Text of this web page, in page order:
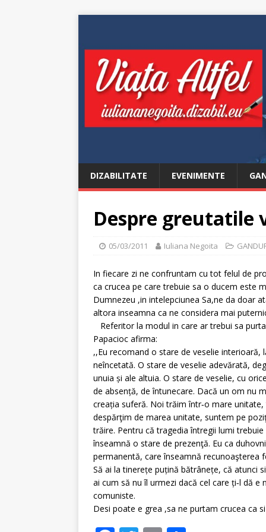
DIZABILITATE EVENIMENTE
Despre greutatile
05/03/2011 Iuliana Negoita
In fiecare zi ne confruntam cu tot felul de
ca crucea pe care trebuie sa o ducem este
Dumnezeu ,in intelepciunea Sa,ne da doar
altora inseamna ca ne considera mai
Referitor la modul in care ar trebui sa
Papacioc afirma:
,,Eu recomand o stare de veselie
neîncetată. O stare de veselie adevărată,
unuia şi ale altuia. O stare de veselie, cu
de absenţă, de întunecare. Dacă un om nu
creaţia suferă. Noi trăim într‑o mare
despărţim de marea unitate, suntem pe
trăire. Pentru că tragedia întregii lumi
înseamnă o stare de prezenţă. Eu ca
permanentă, care înseamnă recunoaşterea
Să ai la tinereţe puţină bătrâneţe, că atunci
ai cum să nu îl urmezi dacă cel care ţi‑l dă
comuniste.
Desi poate e grea ,sa ne purtam crucea ca